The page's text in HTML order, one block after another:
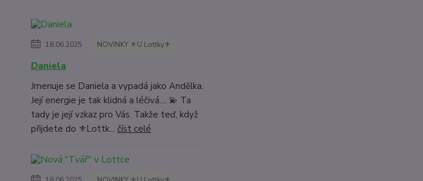
18.06.2025 NOVINKY ⚜️U Lottky⚜️
Daniela
Jmenuje se Daniela a vypadá jako Andělka.
Její energie je tak klidná a léčivá.... 💫 Ta
tady je její vzkaz pro Vás. Takže teď, když
přijdete do ⚜️Lottk... číst celé